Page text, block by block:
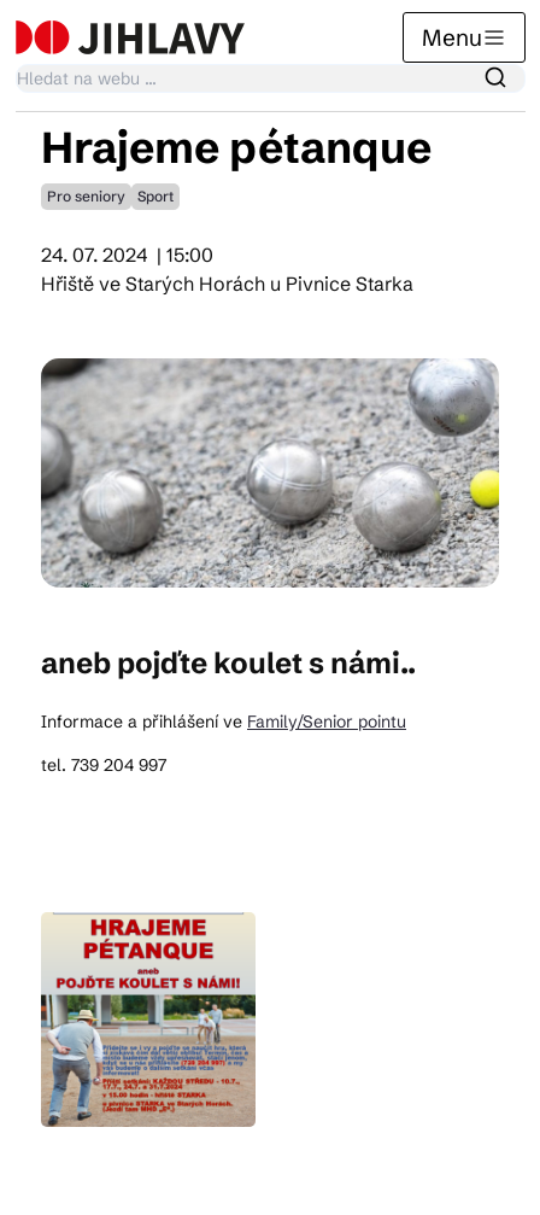
Menu
Kalendář akcí
Tradiční akce
Suvenýry
Praktické info
CS EN DE
Hrajeme pétanque
Pro seniory Sport
24. 07. 2024 | 15:00
Hřiště ve Starých Horách u Pivnice Starka
aneb pojďte koulet s námi..
Informace a přihlášení ve Family/Senior pointu
tel. 739 204 997